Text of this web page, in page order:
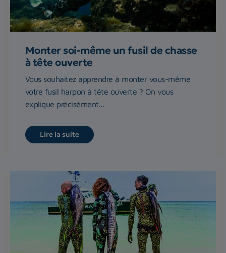
Monter soi-même un fusil de chasse
à tête ouverte
Vous souhaitez apprendre à monter vous-même
votre fusil harpon à tête ouverte ? On vous
explique précisément...
Lire la suite